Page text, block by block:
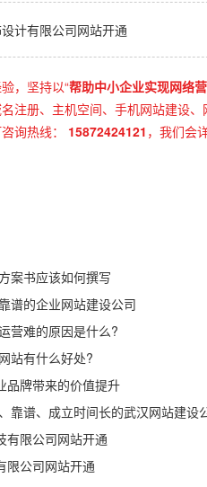
计有限公司网站开通
，坚持以“帮助中小企业实现网络
注册、主机空间、手机网站建设
询热线：
15872424121 ，我们会
案书应该如何撰写
谱的企业网站建设公司
营难的原因是什么?
站有什么好处?
品牌带来的价值提升
靠谱、成立时间长的武汉网站建设
有限公司网站开通
限公司网站开通